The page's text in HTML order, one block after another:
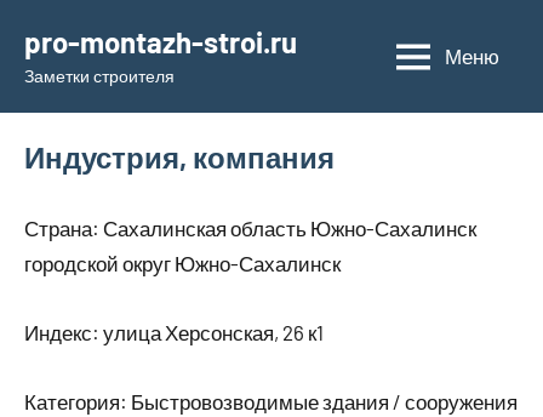
содержимому
pro-montazh-stroi.ru
Заметки строителя
Меню
Индустрия, компания
Страна: Сахалинская область Южно-Сахалинск
городской округ Южно-Сахалинск
Индекс: улица Херсонская, 26 к1
Категория: Быстровозводимые здания / сооружения